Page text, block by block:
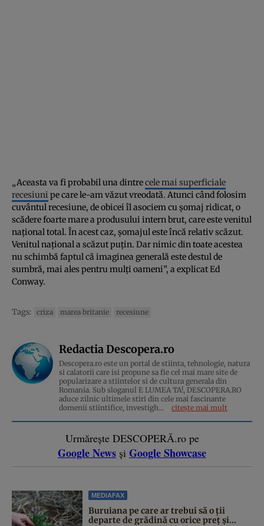
„Aceasta va fi probabil una dintrecele mai superficiale
recesiuni pe care le-am văzut vreodată. Atunci când folosim
cuvântul recesiune, de obicei îl asociem cu șomaj ridicat, o
scădere foarte mare a produsului intern brut, care este venitul
național total. În acest caz, șomajul este încă relativ scăzut.
Venitul național a scăzut puțin. Dar nimic din toate acestea
nu schimbă faptul că imaginea generală este destul de
sumbră, mai ales pentru mulți oameni”, a explicat Ed
Conway.
Tags: criza marea britanie recesiune
Redactia Descopera.ro
Descopera.ro este un portal de stiinta, tehnologie, natura
si calatorii care isi propune sa fie cel mai mare site de
popularizare a stiintelor si de cultura generala din
Romania. Sub sloganul E LUMEA TA!, DESCOPERA.RO
aduce zilnic ultimele stiri din cele mai fascinante
domenii stiintifice, investigh...
citește mai mult
Urmărește DESCOPERĂ.ro pe
Google News și Google Showcase
MEDIAFAX
Buruiana pe care ar trebui să o ții
departe de grădină cu orice preț și...